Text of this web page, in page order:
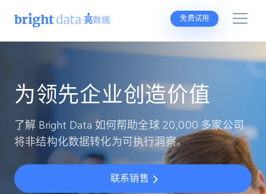
免费试用
为领先企业创造价值
了解 Bright Data 如何帮助全球 20,000 多家公司
将非结构化数据转化为可执行洞察。
联系销售